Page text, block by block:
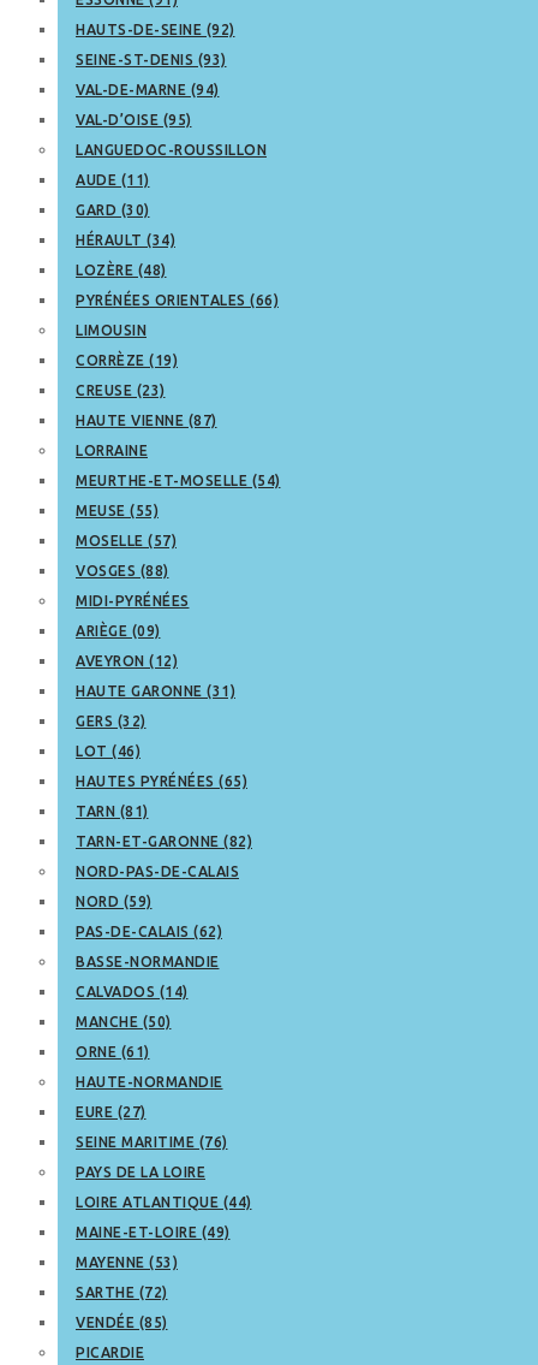
HAUTS-DE-SEINE (92)
SEINE-ST-DENIS (93)
VAL-DE-MARNE (94)
VAL-D’OISE (95)
LANGUEDOC-ROUSSILLON
AUDE (11)
GARD (30)
HÉRAULT (34)
LOZÈRE (48)
PYRÉNÉES ORIENTALES (66)
LIMOUSIN
CORRÈZE (19)
CREUSE (23)
HAUTE VIENNE (87)
LORRAINE
MEURTHE-ET-MOSELLE (54)
MEUSE (55)
MOSELLE (57)
VOSGES (88)
MIDI-PYRÉNÉES
ARIÈGE (09)
AVEYRON (12)
HAUTE GARONNE (31)
GERS (32)
LOT (46)
HAUTES PYRÉNÉES (65)
TARN (81)
TARN-ET-GARONNE (82)
NORD-PAS-DE-CALAIS
NORD (59)
PAS-DE-CALAIS (62)
BASSE-NORMANDIE
CALVADOS (14)
MANCHE (50)
ORNE (61)
HAUTE-NORMANDIE
EURE (27)
SEINE MARITIME (76)
PAYS DE LA LOIRE
LOIRE ATLANTIQUE (44)
MAINE-ET-LOIRE (49)
MAYENNE (53)
SARTHE (72)
VENDÉE (85)
PICARDIE